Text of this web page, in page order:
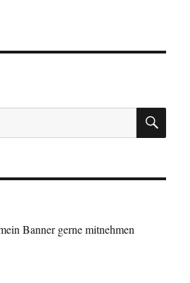
Banner gerne mitnehmen